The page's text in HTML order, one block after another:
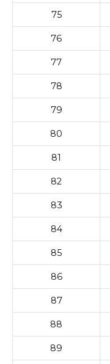
75
76
77
78
79
80
81
82
83
84
85
86
87
88
89